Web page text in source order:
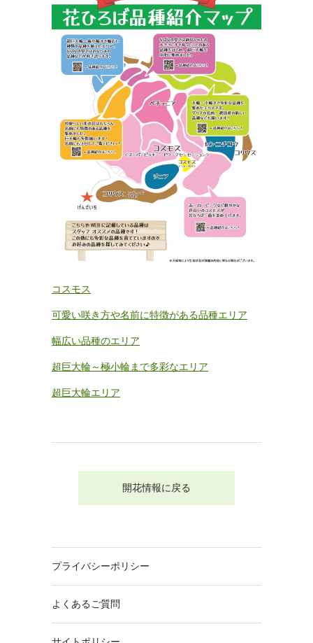
コスモス
可愛い咲き方や名前に特徴がある品種エリア
幅広い品種のエリア
超巨大輪～極小輪まで多彩なエリア
超巨大輪エリア
開花情報に戻る
プライバシーポリシー
よくあるご質問